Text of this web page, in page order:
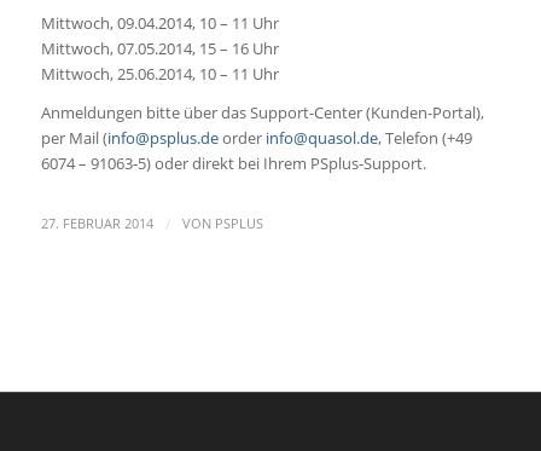
Mittwoch, 09.04.2014, 10 – 11 Uhr
Mittwoch, 07.05.2014, 15 – 16 Uhr
Mittwoch, 25.06.2014, 10 – 11 Uhr
Anmeldungen bitte über das Support-Center (Kunden-Portal),
per Mail (info@psplus.deorder info@quasol.de, Telefon (+49
6074 – 91063-5) oder direkt bei Ihrem PSplus-Support.
27. FEBRUAR 2014 / VON PSPLUS